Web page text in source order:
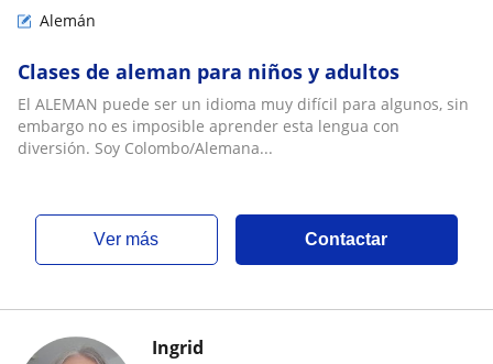
Alemán
Clases de aleman para niños y adultos
El ALEMAN puede ser un idioma muy difícil para algunos, sin
embargo no es imposible aprender esta lengua con
diversión. Soy Colombo/Alemana...
ver más Contactar
Ingrid